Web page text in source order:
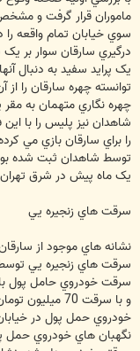
ماموران قرار گرفت و
سوي خيابان تمام واقعه
درگيري سارقان سوار بر
يک پرايد سفيد به دنبال
توانسته چهره سارقان را
چهره نگاري متهمان به
شاهدان نيز پليس را با
را براي سارقان بازي مي
توسط شاهدان ثبت شده
يک ماه پيش در شرق
سرقت هاي زنجيره يي
نشانه هاي موجود از
سرقت هاي زنجيره يي
و با سرقت 70
خودروي حمل پول در
نگهبان هاي خودروي حمل